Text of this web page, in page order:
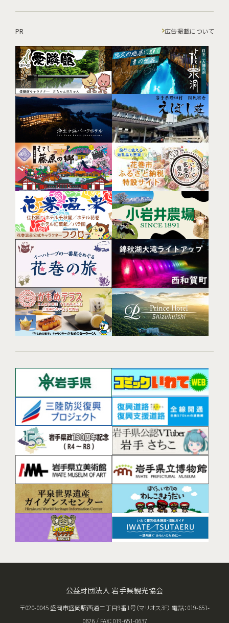
PR 広告掲載について
公益財団法人 岩手県観光協会
〒020-0045 盛岡市盛岡駅西通二丁目9番1号（マリオス3F） 電話：019-651-
0626 / FAX：019-651-0637